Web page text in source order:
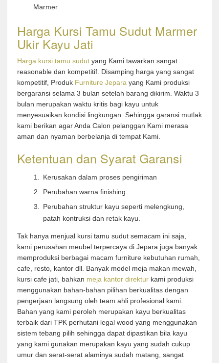
Marmer
Harga Kursi Tamu Sudut Marmer
Ukir Kayu Jati
Harga kursi tamu sudut yang Kami tawarkan sangat
reasonable dan kompetitif. Disamping harga yang sangat
kompetitif, Produk Furniture Jepara yang Kami produksi
bergaransi selama 3 bulan setelah barang dikirim. Waktu 3
bulan merupakan waktu kritis bagi kayu untuk
menyesuaikan kondisi lingkungan. Sehingga garansi mutlak
kami berikan agar Anda Calon pelanggan Kami merasa
aman dan nyaman berbelanja di tempat Kami.
Ketentuan dan Syarat Garansi
Kerusakan dalam proses pengiriman
Perubahan warna finishing
Perubahan struktur kayu seperti melengkung,
patah kontruksi dan retak kayu.
Tak hanya menjual kursi tamu sudut semacam ini saja,
kami perusahan meubel terpercaya di Jepara juga banyak
memproduksi berbagai macam furniture kebutuhan rumah,
cafe, resto, kantor dll. Banyak model meja makan mewah,
kursi cafe jati, bahkan meja kantor direktur kami produksi
menggunakan bahan-bahan pilihan berkualitas dengan
pengerjaan langsung oleh team ahli profesional kami.
Bahan yang kami peroleh merupakan kayu berkualitas
terbaik dari TPK perhutani legal wood yang menggunakan
sistem tebang pilih sehingga dapat dipastikan bila kayu
yang kami gunakan merupakan kayu yang sudah cukup
umur dan serat-serat alaminya sudah matang, sangat